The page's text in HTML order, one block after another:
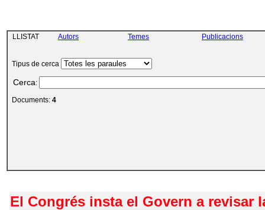
LLISTAT Autors Temes Publicacions
Tipus de cerca
Cerca:
Documents: 4
El Congrés insta el Govern a revisar